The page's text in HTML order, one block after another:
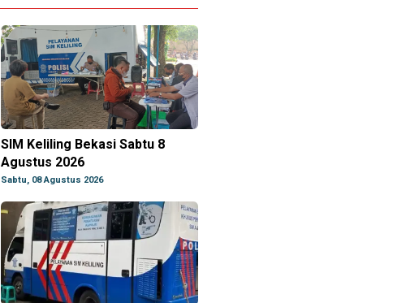
SIM Keliling Bekasi Sabtu 8
Agustus 2026
Sabtu, 08 Agustus 2026